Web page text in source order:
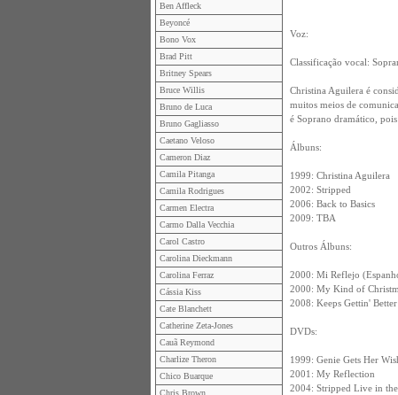
Ben Affleck
Beyoncé
Bono Vox
Brad Pitt
Britney Spears
Bruce Willis
Bruno de Luca
Bruno Gagliasso
Caetano Veloso
Cameron Diaz
Camila Pitanga
Camila Rodrigues
Carmen Electra
Carmo Dalla Vecchia
Carol Castro
Carolina Dieckmann
Carolina Ferraz
Cássia Kiss
Cate Blanchett
Catherine Zeta-Jones
Cauã Reymond
Charlize Theron
Chico Buarque
Chris Brown
Voz:
Classificação vocal:
Christina Aguilera é
muitos meios de
é Soprano dramático,
Álbuns:
1999: Christina Aguilera
2002: Stripped
2006: Back to Basics
2009: TBA
Outros Álbuns:
2000: Mi Reflejo
2000: My Kind of
2008: Keeps Gettin'
DVDs:
1999: Genie Gets Her
2001: My Reflection
2004: Stripped Live in